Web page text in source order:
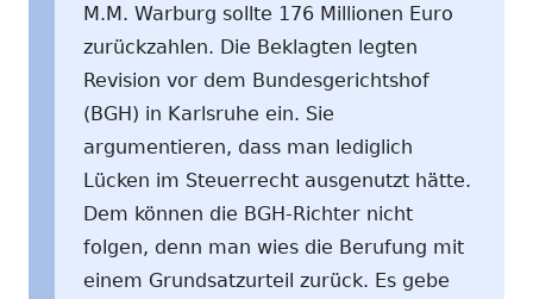
M.M. Warburg sollte 176 Millionen Euro
zurückzahlen. Die Beklagten legten
Revision vor dem Bundesgerichtshof
(BGH) in Karlsruhe ein. Sie
argumentieren, dass man lediglich
Lücken im Steuerrecht ausgenutzt hätte.
Dem können die BGH-Richter nicht
folgen, denn man wies die Berufung mit
einem Grundsatzurteil zurück. Es gebe